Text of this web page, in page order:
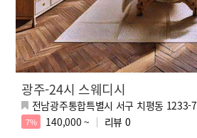
광주-24시 스웨디시
전남광주통합특별시 서구 치평동 1233-7
7% 140,000 ~ 리뷰 0